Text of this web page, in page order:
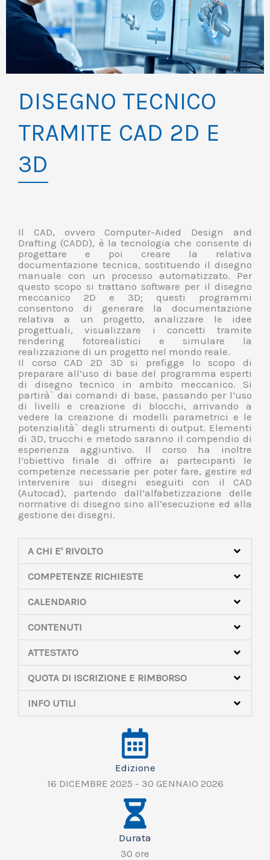
DISEGNO TECNICO
TRAMITE CAD 2D E
3D
Il CAD, ovvero Computer-Aided Design and
Drafting (CADD), è la tecnologia che consente di
progettare e poi creare la relativa
documentazione tecnica, sostituendo il disegno
manuale con un processo automatizzato. Per
questo scopo si trattano software per il disegno
meccanico 2D e 3D; questi programmi
consentono di generare la documentazione
relativa a un progetto, analizzare le idee
progettuali, visualizzare i concetti tramite
rendering fotorealistici e simulare la
realizzazione di un progetto nel mondo reale.
Il corso CAD 2D 3D si prefigge lo scopo di
preparare all’uso di base del programma esperti
di disegno tecnico in ambito meccanico. Si
partirà` dai comandi di base, passando per l’uso
di livelli e creazione di blocchi, arrivando a
vedere la creazione di modelli parametrici e le
potenzialità` degli strumenti di output. Elementi
di 3D, trucchi e metodo saranno il compendio di
esperienza aggiuntivo. Il corso ha inoltre
l’obiettivo finale di offrire ai partecipanti le
competenze necessarie per poter fare, gestire ed
intervenire sui disegni eseguiti con il CAD
(Autocad), partendo dall’alfabetizzazione delle
normative di disegno sino all’esecuzione ed alla
gestione dei disegni.
A CHI E' RIVOLTO
COMPETENZE RICHIESTE
CALENDARIO
CONTENUTI
ATTESTATO
QUOTA DI ISCRIZIONE E RIMBORSO
INFO UTILI
Edizione
16 DICEMBRE 2025 - 30 GENNAIO 2026
Durata
30 ore